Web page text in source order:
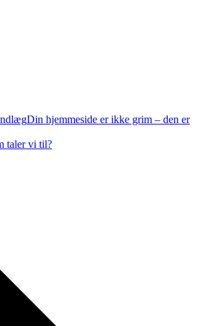
Din hjemmeside er ikke grim – den er
taler vi til?